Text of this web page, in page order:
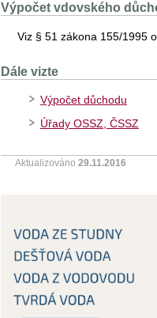
Výpočet vdovského
Viz § 51 zákona 155/1995
Dále vizte
Výpočet důchodu
Úřady OSSZ, ČSSZ
Aktualizováno 29.11.2016